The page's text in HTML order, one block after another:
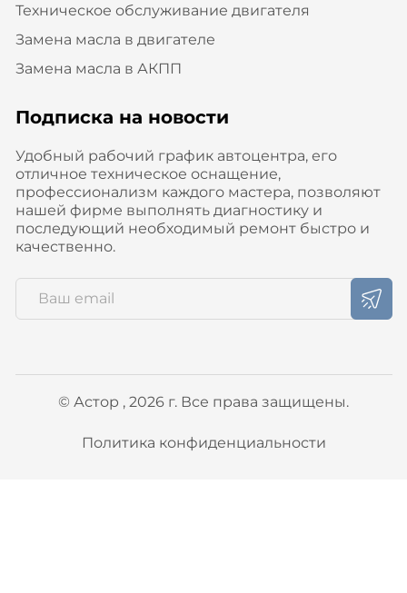
Техническое обслуживание двигателя
Замена масла в двигателе
Замена масла в АКПП
Подписка на новости
Удобный рабочий график автоцентра, его
отличное техническое оснащение,
профессионализм каждого мастера, позволяют
нашей фирме выполнять диагностику и
последующий необходимый ремонт быстро и
качественно.
© Астор , 2026 г. Все права защищены.
Политика конфиденциальности